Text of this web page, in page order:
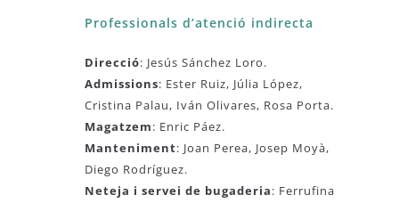
Professionals d’atenció indirecta
Direcció: Jesús Sánchez Loro.
Admissions: Ester Ruiz, Júlia López,
Cristina Palau, Iván Olivares, Rosa Porta.
Magatzem: Enric Páez.
Manteniment: Joan Perea, Josep Moyà,
Diego Rodríguez.
Neteja i servei de bugaderia: Ferrufina